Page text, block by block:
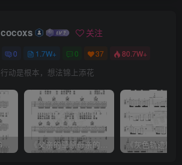
cocoxs 关注
0 1.7W+ 0 37 80.7W+
行动是根本，想法锦上添花
《天际》吉他简谱G调弹唱谱（姜玉阳） 《父亲的草原母亲的河》吉他简谱C调弹唱谱（腾格尔）